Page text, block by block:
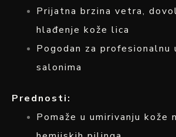
Prijatna brzina vetra,
hlađenje kože lica
Pogodan za profesionalnu
salonima
Prednosti:
Pomaže u umirivanju kože